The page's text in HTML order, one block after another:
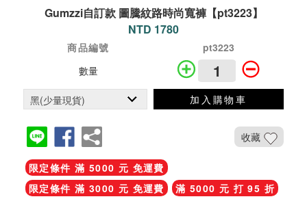
Gumzzi自訂款 圖騰紋路時尚寬褲【pt3223】
NTD 1780
商品編號
pt3223
數量
加入購物車
收藏
限定條件 滿 5000 元 免運費
限定條件 滿 3000 元 免運費
滿 5000 元 打 95 折